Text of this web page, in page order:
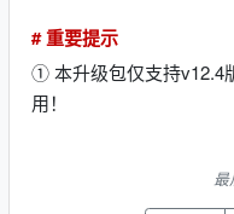
# 重要提示
① 本升级包仅支持v12.4
用！
最